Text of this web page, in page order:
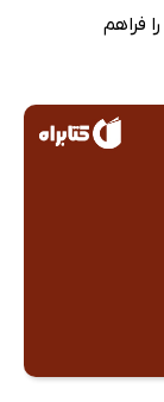
فراهم